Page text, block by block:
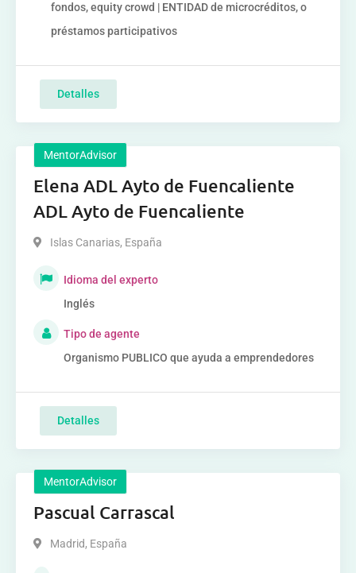
fondos, equity crowd | ENTIDAD de microcréditos, o
préstamos participativos
Detalles
MentorAdvisor
Elena ADL Ayto de Fuencaliente
ADL Ayto de Fuencaliente
Islas Canarias, España
Idioma del experto
Inglés
Tipo de agente
Organismo PUBLICO que ayuda a emprendedores
Detalles
MentorAdvisor
Pascual Carrascal
Madrid, España